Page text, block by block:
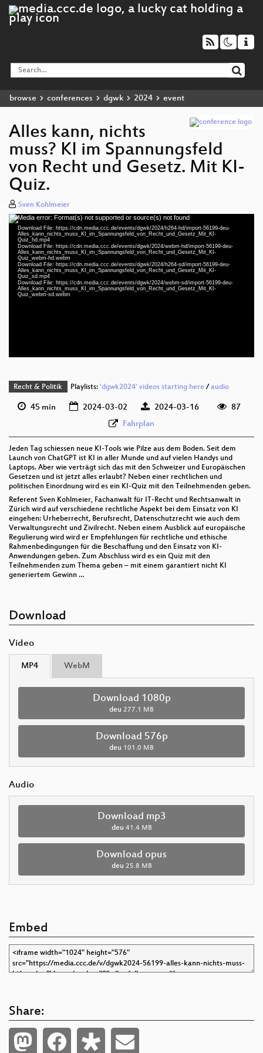
browse conferences dgwk 2024 event
Alles kann, nichts
muss? KI im Spannungsfeld
von Recht und Gesetz. Mit KI-
Quiz.
Sven Kohlmeier
Video
Player
Media error: Format(s) not supported or source(s) not found
Download File: https://cdn.media.ccc.de/events/dgwk/2024/h264-hd/import-56199-deu-
Alles_kann_nichts_muss_KI_im_Spannungsfeld_von_Recht_und_Gesetz_Mit_KI-
Quiz_hd.mp4
Download File: https://cdn.media.ccc.de/events/dgwk/2024/webm-hd/import-56199-deu-
Alles_kann_nichts_muss_KI_im_Spannungsfeld_von_Recht_und_Gesetz_Mit_KI-
Quiz_webm-hd.webm
Download File: https://cdn.media.ccc.de/events/dgwk/2024/h264-sd/import-56199-deu-
Alles_kann_nichts_muss_KI_im_Spannungsfeld_von_Recht_und_Gesetz_Mit_KI-
Quiz_sd.mp4
Download File: https://cdn.media.ccc.de/events/dgwk/2024/webm-sd/import-56199-deu-
Alles_kann_nichts_muss_KI_im_Spannungsfeld_von_Recht_und_Gesetz_Mit_KI-
Quiz_webm-sd.webm
deu 1080p (mp4)
deu 1080p (webm)
Recht & Politik Playlists: 'dgwk2024' videos starting here/ audio
45 min 2024-03-02 2024-03-16
87
Fahrplan
Jeden Tag schiessen neue KI-Tools wie Pilze aus dem Boden. Seit dem
Launch von ChatGPT ist KI in aller Munde und auf vielen Handys und
Laptops. Aber wie verträgt sich das mit den Schweizer und Europäischen
Gesetzen und ist jetzt alles erlaubt? Neben einer rechtlichen und
politischen Einordnung wird es ein KI-Quiz mit den Teilnehmenden geben.
Referent Sven Kohlmeier, Fachanwalt für IT-Recht und Rechtsanwalt in
Zürich wird auf verschiedene rechtliche Aspekt bei dem Einsatz von KI
eingehen: Urheberrecht, Berufsrecht, Datenschutzrecht wie auch dem
Verwaltungsrecht und Zivilrecht. Neben einem Ausblick auf europäische
Regulierung wird wird er Empfehlungen für rechtliche und ethische
Rahmenbedingungen für die Beschaffung und den Einsatz von KI-
Anwendungen geben. Zum Abschluss wird es ein Quiz mit den
Teilnehmenden zum Thema geben – mit einem garantiert nicht KI
generiertem Gewinn …
Download
Video
MP4 WebM
Download 1080p
deu 277.1 MB
Download 576p
deu 101.0 MB
Audio
Download mp3
deu 41.4 MB
Download opus
deu 25.8 MB
Embed
Share: